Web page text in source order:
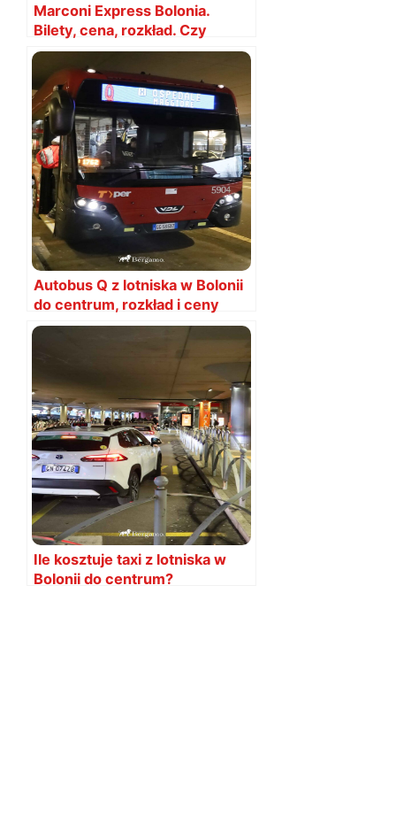
Marconi Express Bolonia.
Bilety, cena, rozkład. Czy
warto?
Autobus Q z lotniska w Bolonii
do centrum, rozkład i ceny
biletów
Ile kosztuje taxi z lotniska w
Bolonii do centrum?